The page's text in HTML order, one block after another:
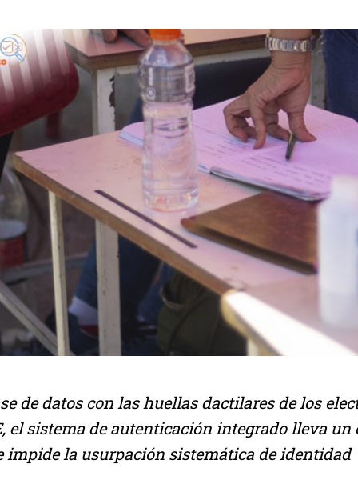
de datos con las huellas dactilares de los
el sistema de autenticación integrado lleva un
impide la usurpación sistemática de identidad